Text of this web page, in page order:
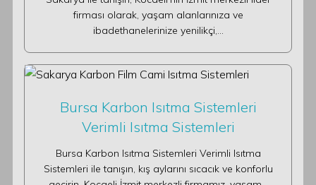
firması olarak, yaşam alanlarınıza ve
ibadethanelerinize yenilikçi,…
Bursa Karbon Isıtma Sistemleri
Verimli Isıtma Sistemleri
Bursa Karbon Isıtma Sistemleri Verimli Isıtma
Sistemleri ile tanışın, kış aylarını sıcacık ve konforlu